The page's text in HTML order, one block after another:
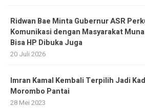
Ridwan Bae Minta Gubernur ASR
Komunikasi dengan Masyarakat
Bisa HP Dibuka Juga
20 Juli 2026
Imran Kamal Kembali Terpilih Jadi
Morombo Pantai
28 Mei 2023